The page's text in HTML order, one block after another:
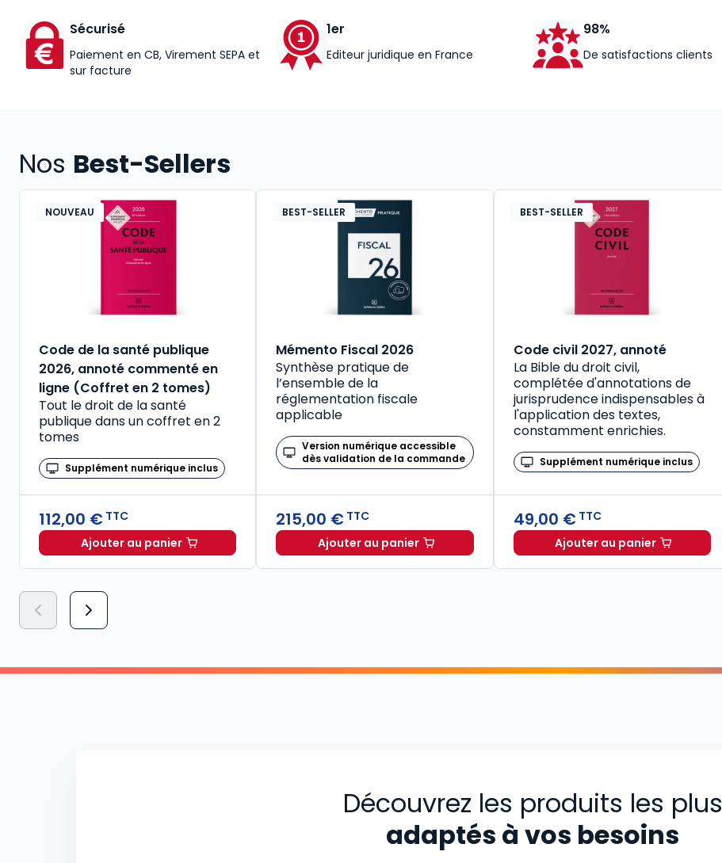
Sécurisé
Paiement en CB, Virement SEPA et
sur facture
1er
Editeur juridique en France
98%
De satisfactions clients
Nos Best-Sellers
NOUVEAU
Code de la santé publique
2026, annoté commenté en
ligne (Coffret en 2 tomes)
Tout le droit de la santé
publique dans un coffret en 2
tomes
Supplément numérique inclus
112,00 € TTC
Ajouter au panier
Code de la santé publique 2026, annoté commenté en ligne (Coffret en 2 tomes) à TTC
BEST-SELLER
Mémento Fiscal 2026
Synthèse pratique de
l’ensemble de la
réglementation fiscale
applicable
Version numérique accessible
dès validation de la commande
215,00 € TTC
Ajouter au panier
Mémento Fiscal 2026 à TTC
BEST-SELLER
Code civil 2027, annoté
La Bible du droit civil,
complétée d'annotations de
jurisprudence indispensables à
l'application des textes,
constamment enrichies.
Supplément numérique inclus
49,00 € TTC
Ajouter au panier
Découvrez les produits les plus
adaptés à vos besoins